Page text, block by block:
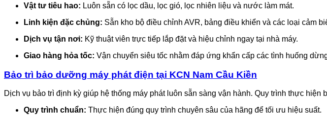
Vật tư tiêu hao: Luôn sẵn có lọc dầu, lọc gió, lọc nhiên liệu và nước làm mát.
Linh kiện đặc chủng: Sẵn kho bộ điều chỉnh AVR, bảng điều khiển và các loại cảm
Dịch vụ tận nơi: Kỹ thuật viên trực tiếp lắp đặt và hiệu chỉnh ngay tại nhà máy.
Giao hàng hỏa tốc: Vận chuyển siêu tốc nhằm đáp ứng khẩn cấp các tình huống
Bảo trì bảo dưỡng máy phát điện tại KCN Nam Cầu Kiền
Dịch vụ bảo trì định kỳ giúp hệ thống máy phát luôn sẵn sàng vận hành. Quy trình thực
Quy trình chuẩn: Thực hiện đúng quy trình chuyên sâu của hãng để tối ưu hiệu suất.